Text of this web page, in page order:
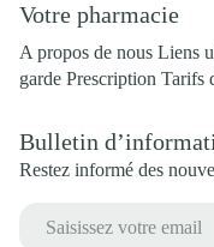
Votre pharmacie
A propos de nous Liens
garde Prescription Tarifs
Bulletin
Restez informé des